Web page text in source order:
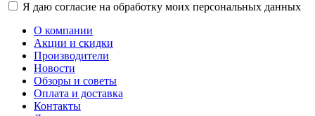
Я даю согласие на обработку моих персональных данных
О компании
Акции и скидки
Производители
Новости
Обзоры и советы
Оплата и доставка
Контакты